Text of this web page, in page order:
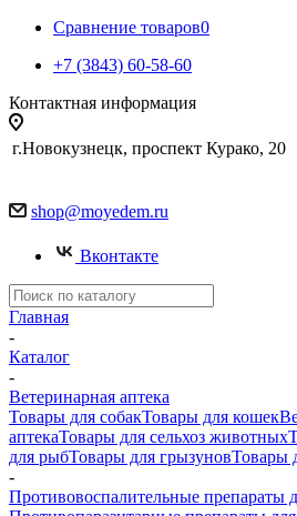
Сравнение товаров0
+7 (3843) 60-58-60
Контактная информация
г.Новокузнецк, проспект Курако, 20
shop@moyedem.ru
Вконтакте
Главная
-
Каталог
-
Ветеринарная аптека
Товары для собакТовары для кошек
аптекаТовары для сельхоз животных
для рыбТовары для грызуновТовары
-
Противовоспалительные препараты